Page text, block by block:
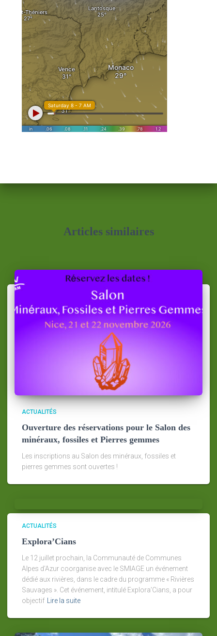
Articles similaires
ACTUALITÉS
Ouverture des réservations pour le Salon des
minéraux, fossiles et Pierres gemmes
Les inscriptions au Salon des minéraux, fossiles et
pierres gemmes sont ouvertes !
ACTUALITÉS
Explora’Cians
Le 12 juillet prochain, la Communauté de Communes
Alpes d’Azur coorganise avec le SMIAGE un événement
dédié aux rivières, dans le cadre du programme « Rivières
Sauvages ». Cet événement, intitulé Explora’Cians, a pour
objectif
Lire la suite